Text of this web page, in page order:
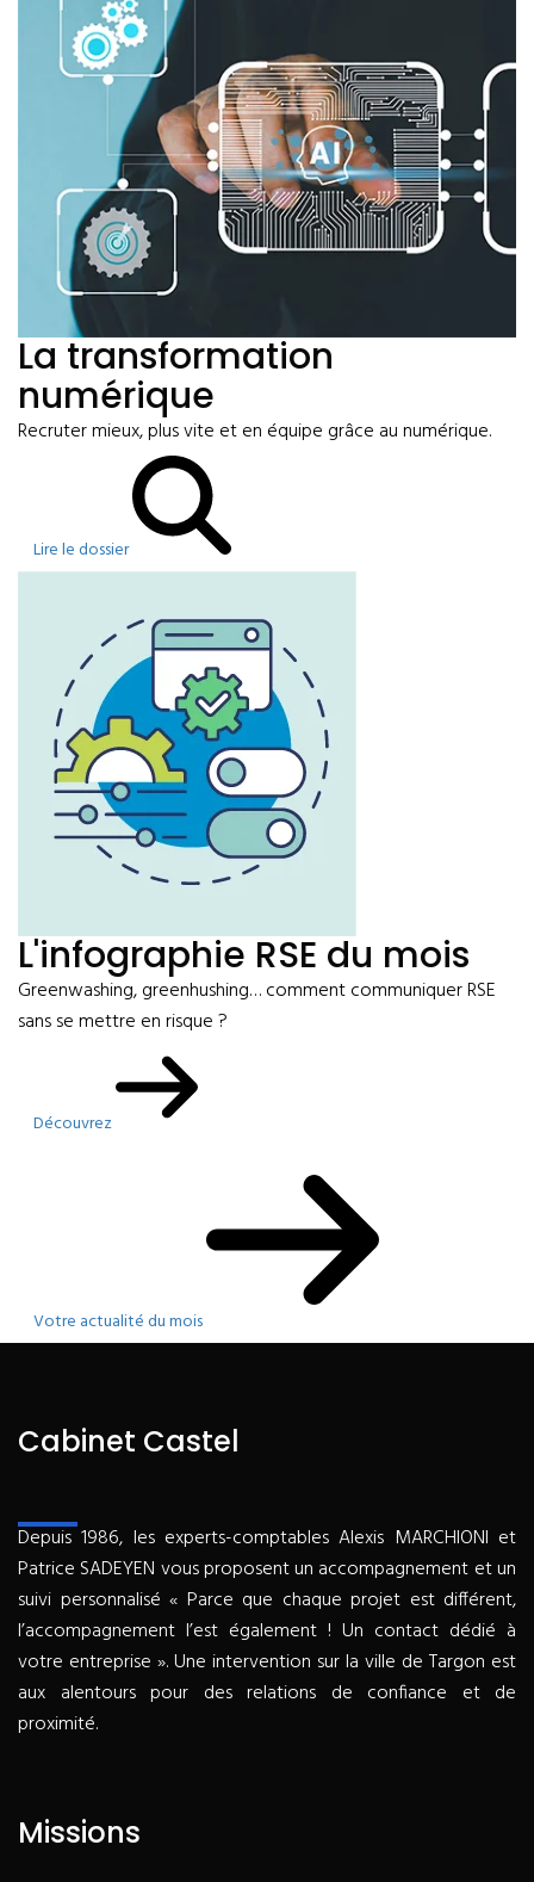
La transformation
numérique
Recruter mieux, plus vite et en équipe grâce au numérique.
Lire le dossier
L'infographie RSE du mois
Greenwashing, greenhushing… comment communiquer RSE
sans se mettre en risque ?
Découvrez
Votre actualité du mois
Cabinet Castel
Depuis 1986, les experts-comptables Alexis MARCHIONI et
Patrice SADEYEN vous proposent un accompagnement et un
suivi personnalisé « Parce que chaque projet est différent,
l’accompagnement l’est également ! Un contact dédié à
votre entreprise ». Une intervention sur la ville de Targon est
aux alentours pour des relations de confiance et de
proximité.
Missions